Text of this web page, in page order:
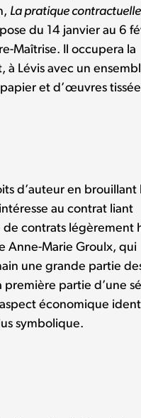
La pratique contractuelle
du 14 janvier au 6
Maîtrise. Il occupera la
à Lévis avec un
et d’œuvres
d’auteur en brouillant
au contrat liant
de contrats légèrement
Anne-Marie Groulx, qui
une grande partie
partie d’une
économique
symbolique.